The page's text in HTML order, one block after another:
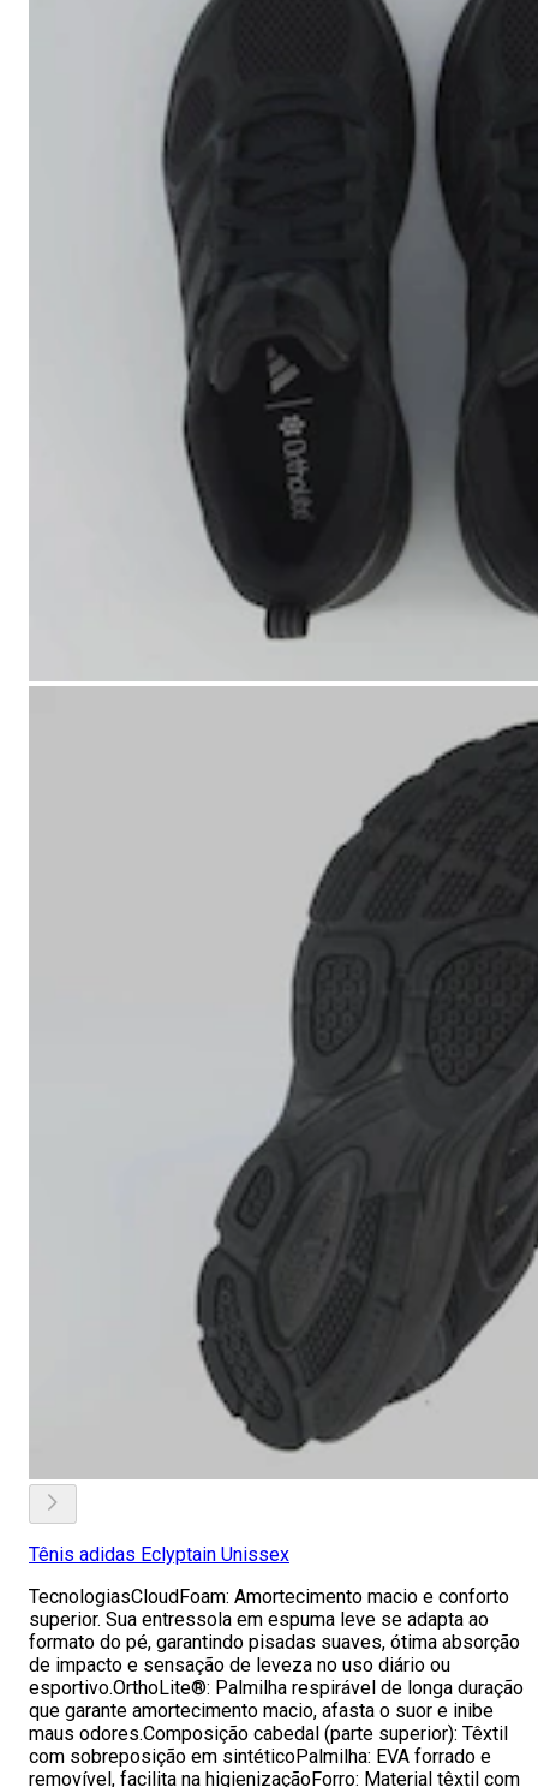
Tênis adidas Eclyptain Unissex
TecnologiasCloudFoam: Amortecimento macio e conforto
superior. Sua entressola em espuma leve se adapta ao
formato do pé, garantindo pisadas suaves, ótima absorção
de impacto e sensação de leveza no uso diário ou
esportivo.OrthoLite®: Palmilha respirável de longa duração
que garante amortecimento macio, afasta o suor e inibe
maus odores.Composição cabedal (parte superior): Têxtil
com sobreposição em sintéticoPalmilha: EVA forrado e
removível, facilita na higienizaçãoForro: Material têxtil com